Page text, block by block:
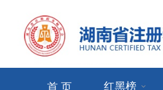
首 页 红黑榜